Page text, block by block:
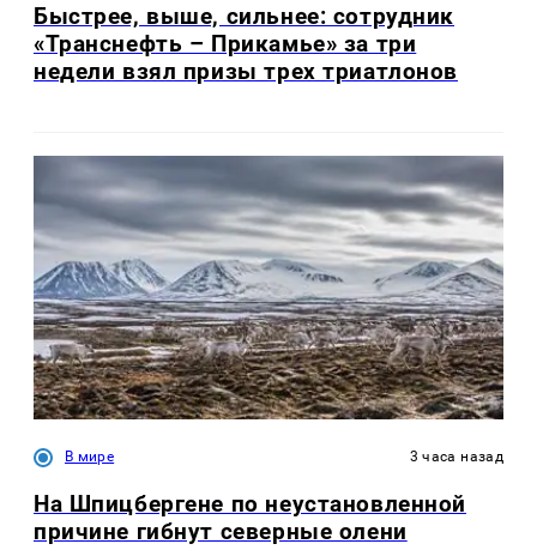
Быстрее, выше, сильнее: сотрудник
«Транснефть – Прикамье» за три
недели взял призы трех триатлонов
В мире 3 часа назад
На Шпицбергене по неустановленной
причине гибнут северные олени